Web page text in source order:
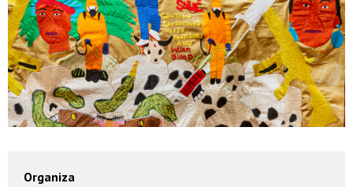
Organiza